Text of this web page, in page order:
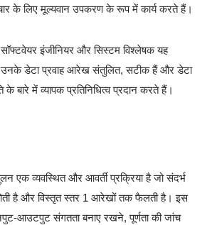
के लिए मूल्यवान उपकरण के रूप में कार्य करते हैं।
इंजीनियर और सिस्टम विश्लेषक यह
डेटा प्रवाह आरेख संतुलित, सटीक हैं और डेटा
बारे में व्यापक प्रतिनिधित्व प्रदान करते हैं।
एक व्यवस्थित और आवर्ती प्रक्रिया है जो संदर्भ
है और विस्तृत स्तर 1 आरेखों तक फैलती है। इस
आउटपुट संगतता बनाए रखने, पूर्णता की जांच